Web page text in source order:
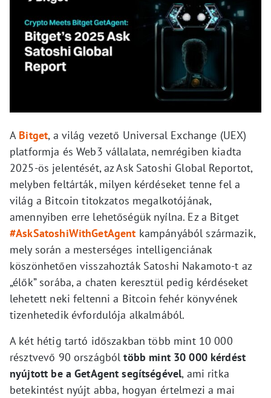
A Bitget, a világ vezető Universal Exchange (UEX)
platformja és Web3 vállalata, nemrégiben kiadta
2025-ös jelentését, az Ask Satoshi Global Reportot,
melyben feltárták, milyen kérdéseket tenne fel a
világ a Bitcoin titokzatos megalkotójának,
amennyiben erre lehetőségük nyílna. Ez a Bitget
#AskSatoshiWithGetAgent kampányából származik,
mely során a mesterséges intelligenciának
köszönhetően visszahozták Satoshi Nakamoto-t az
„élők” sorába, a chaten keresztül pedig kérdéseket
lehetett neki feltenni a Bitcoin fehér könyvének
tizenhetedik évfordulója alkalmából.
A két hétig tartó időszakban több mint 10 000
résztvevő 90 országbóltöbb mint 30 000 kérdést
nyújtott be a GetAgent segítségével, ami ritka
betekintést nyújt abba, hogyan értelmezi a mai